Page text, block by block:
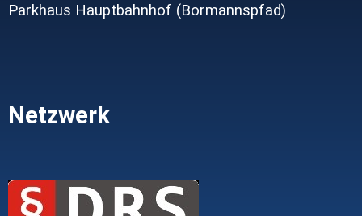
Parkhaus Hauptbahnhof (Bormannspfad)
Netzwerk